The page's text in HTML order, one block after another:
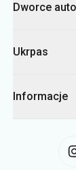
Dworce
Ukrpas
Informacje